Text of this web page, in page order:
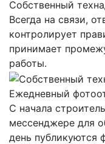
Собственный
Всегда на связи,
контролирует
принимает
работы.
Ежедневный
С начала
мессенджере для
день публикуются